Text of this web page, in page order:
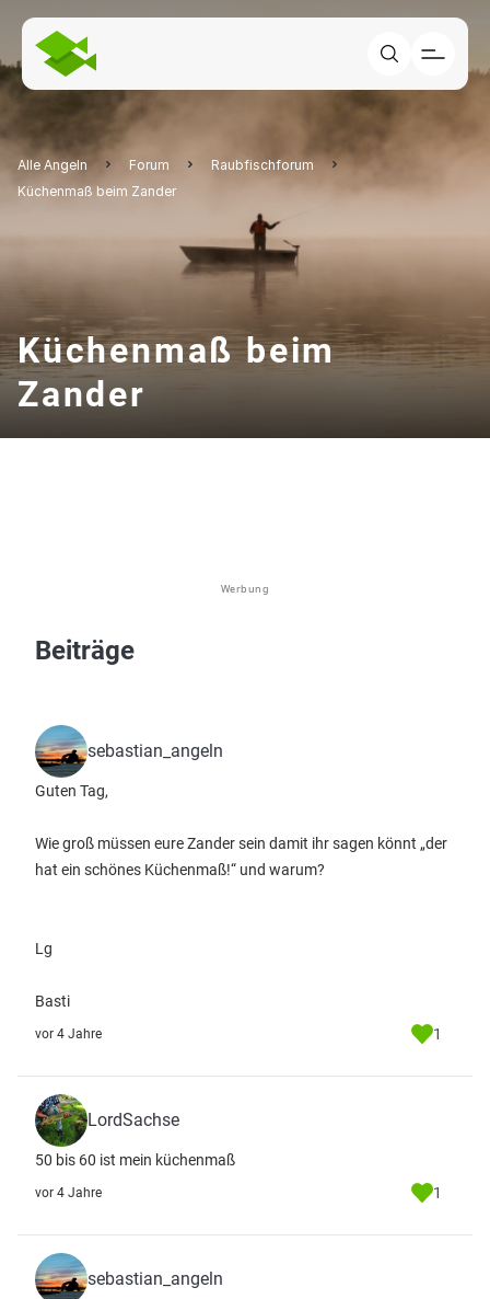
Alle Angeln Forum
Raubfischforum
Küchenmaß beim Zander
Küchenmaß beim
Zander
Werbung
Beiträge
sebastian_angeln
Guten Tag,
Wie groß müssen eure Zander sein damit ihr sagen könnt „der
hat ein schönes Küchenmaß!“ und warum?
Lg
Basti
vor 4 Jahre 1
LordSachse
50 bis 60 ist mein küchenmaß
vor 4 Jahre 1
sebastian_angeln